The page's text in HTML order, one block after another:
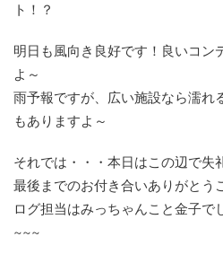
ト！？
明日も風向き良好です！良いコン
よ～
雨予報ですが、広い施設なら濡れ
もありますよ～
それでは・・・本日はこの辺で失
最後までのお付き合いありがとう
ログ担当はみっちゃんこと金子で
~~~